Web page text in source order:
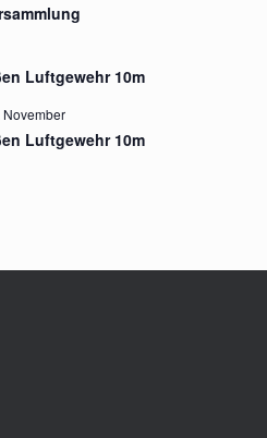
Luftgewehr 10m
November
Luftgewehr 10m